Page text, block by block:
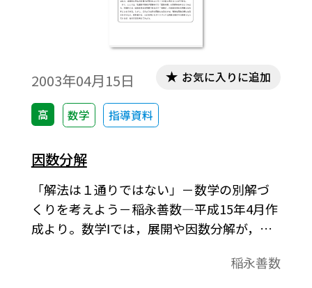
2003年04月15日
高 数学 指導資料
お気に入りに追加
因数分解
「解法は１通りではない」－数学の別解づ
くりを考えよう－稲永善数―平成15年4月作
成より。数学Ⅰでは，展開や因数分解が，高
を展開する上では，計算力は最低限度の資
稲永善数